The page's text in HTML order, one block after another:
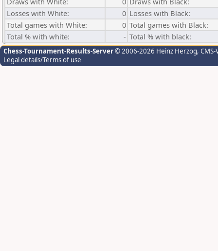
Losses with White:
0 Losses with Black:
Total games with White:
0 Total games with Black:
Total % with white:
- Total % with black:
Chess-Tournament-Results-Server© 2006-2026 Heinz Herzog,
Legal details/Terms of use